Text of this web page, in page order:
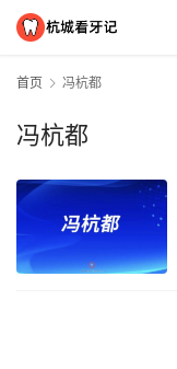
首页 冯杭都
冯杭都